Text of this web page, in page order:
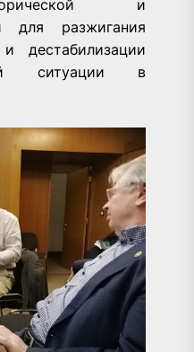
и
для разжигания
дестабилизации
ситуации в